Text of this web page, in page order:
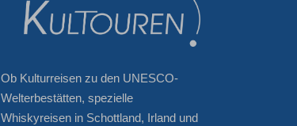
Ob Kulturreisen zu den UNESCO-
Welterbestätten, spezielle
Whiskyreisen in Schottland, Irland und